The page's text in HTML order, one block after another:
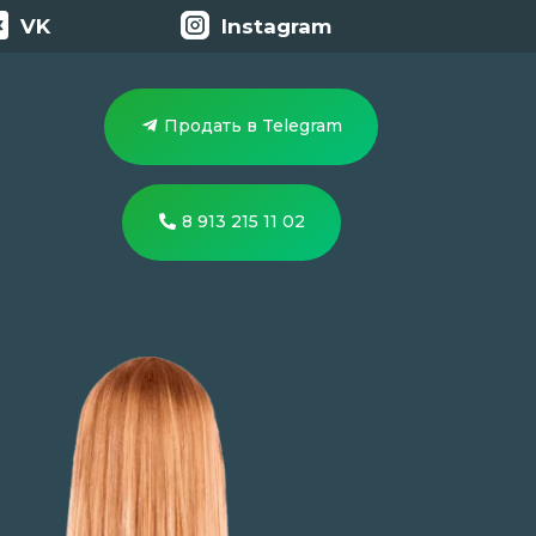
VK Instagram
Продать в Telegram
8 913 215 11 02